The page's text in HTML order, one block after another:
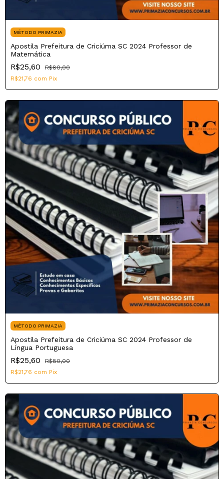
MÉTODO PRIMAZIA
Apostila Prefeitura de Criciúma SC 2024 Professor de
Matemática
R$25,60
R$80,00
R$21,76 com Pix
MÉTODO PRIMAZIA
Apostila Prefeitura de Criciúma SC 2024 Professor de
Língua Portuguesa
R$25,60
R$80,00
R$21,76 com Pix